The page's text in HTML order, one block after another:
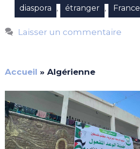
diaspora , étranger , France
Laisser un commentaire
Accueil » Algérienne